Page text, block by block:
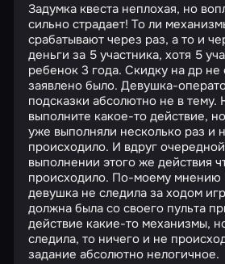
Задумка квеста неплохая, но
сильно страдает! То ли
срабатывают через раз, а то и
деньги за 5 участника, хотя 5
ребенок 3 года. Скидку на др не
заявлено было. Девушка-
подсказки абсолютно не в тему.
выполните какое-то действие,
уже выполняли несколько раз и
происходило. И вдруг
выполнении этого же действия
происходило. По-моему мнению
девушка не следила за ходом
должна была со своего пульта
действие какие-то механизмы,
следила, то ничего и не
задание абсолютно нелогичное.